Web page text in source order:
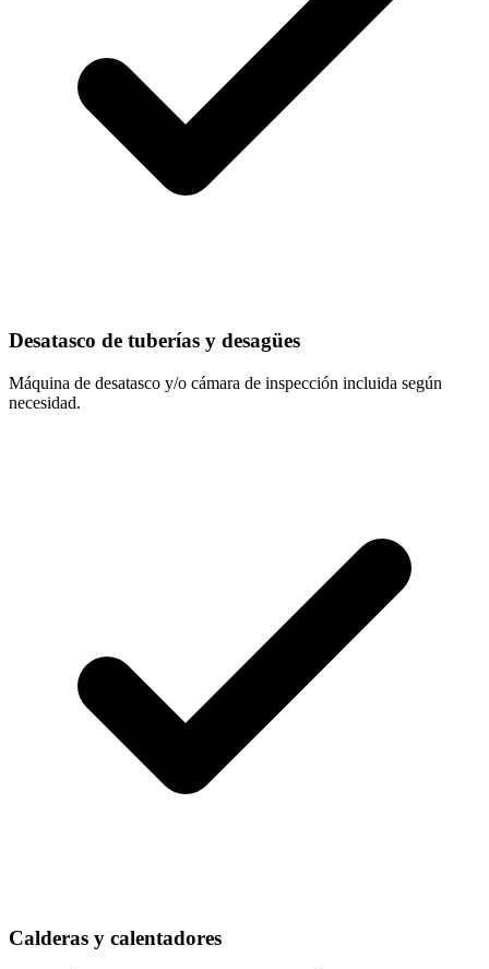
Desatasco de tuberías y desagües
Máquina de desatasco y/o cámara de inspección incluida según
necesidad.
Calderas y calentadores